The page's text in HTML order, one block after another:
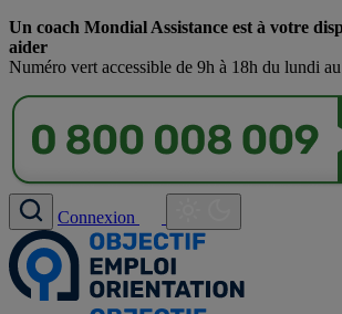
Un coach Mondial Assistance est à votre
aider
Numéro vert accessible de 9h à 18h du lundi
Connexion